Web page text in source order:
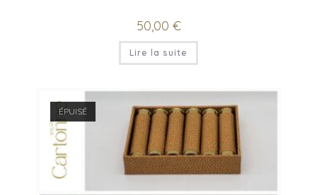
50,00 €
Lire la suite
ÉPUISÉ